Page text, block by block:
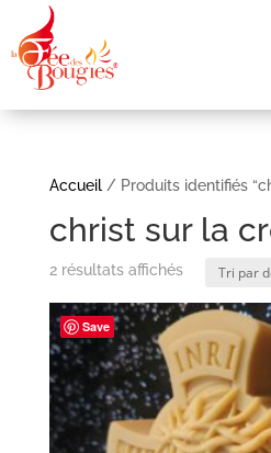
Accueil/ Produits identifiés
christ sur la
2 résultats affichés
Save